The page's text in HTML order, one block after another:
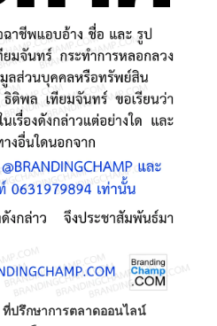
ที่ปรึกษาการตลาดออนไลน์